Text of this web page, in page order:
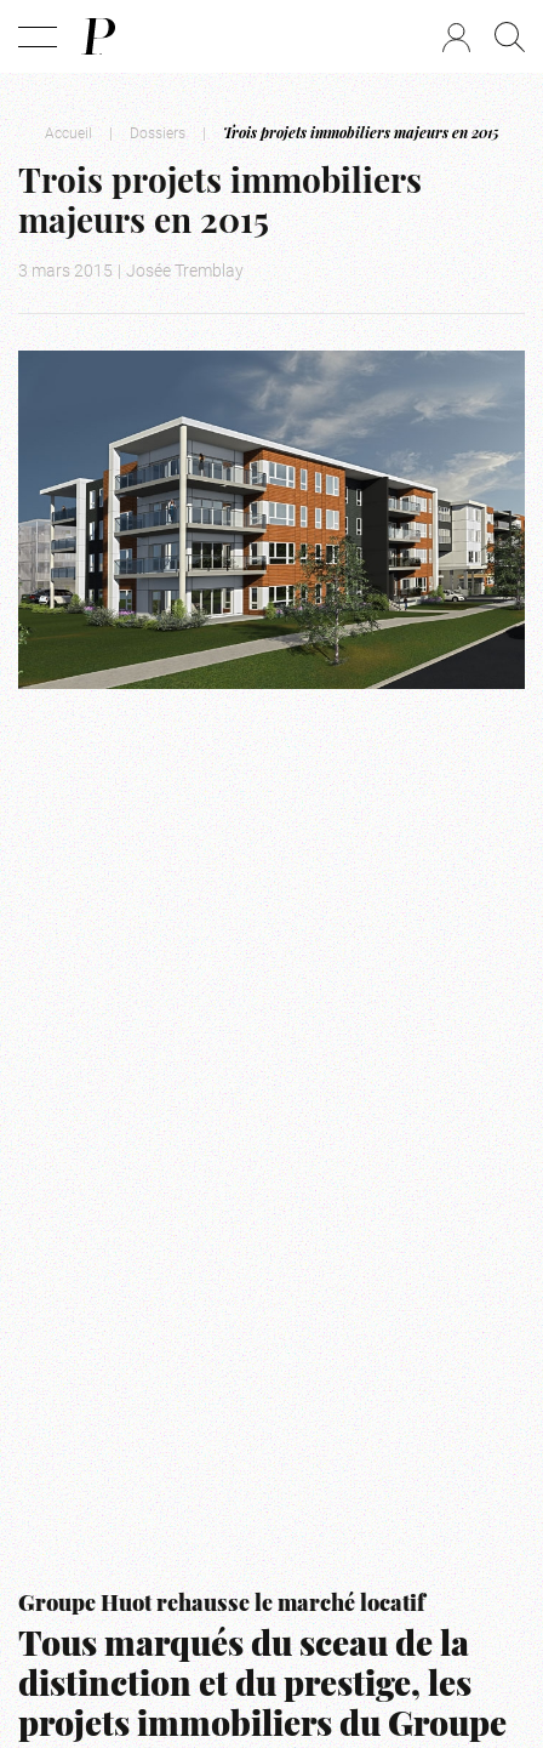
Accueil | Dossiers | Trois projets immobiliers majeurs en 2015
Trois projets immobiliers
majeurs en 2015
3 mars 2015 | Josée Tremblay
Groupe Huot rehausse le marché locatif
Tous marqués du sceau de la
distinction et du prestige, les
projets immobiliers du Groupe